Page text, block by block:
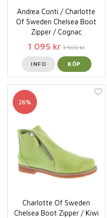
Andrea Conti / Charlotte
Of Sweden Chelsea Boot
Zipper / Cognac
1 095 kr 1 500 kr
INFO KÖP
26%
Charlotte Of Sweden
Chelsea Boot Zipper / Kiwi